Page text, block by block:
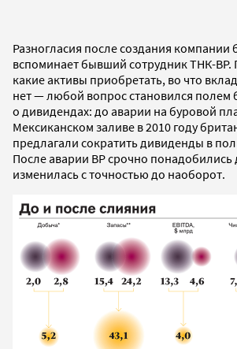
Разногласия после создания компании
вспоминает бывший сотрудник ТНК-ВР.
какие активы приобретать, во что
нет — любой вопрос становился полем
о дивидендах: до аварии на буровой
Мексиканском заливе в 2010 году
предлагали сократить дивиденды в
После аварии ВР срочно понадобились
изменилась с точностью до наоборот.